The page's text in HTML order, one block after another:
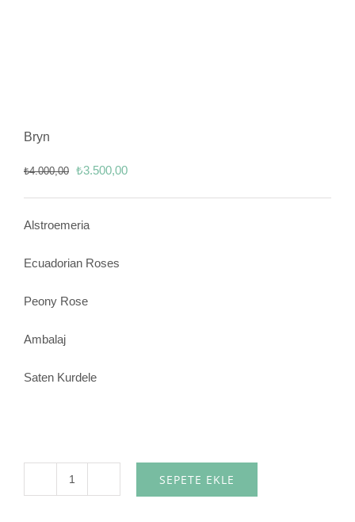
Bryn
₺4.000,00 Orijinal
₺3.500,00Şu
Alstroemeria
Ecuadorian Roses
Peony Rose
Ambalaj
Saten Kurdele
SEPETE EKLE